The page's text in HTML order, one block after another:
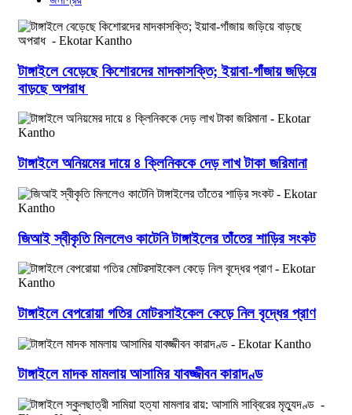
টাঙ্গাইলে বেড়েছে কিশোরদের মাদকাসক্তি; ইয়াবা-গাঁজায় জড়িয়ে
বাড়ছে অপরাধ
টাঙ্গাইলে অনিয়মের দায়ে ৪ ক্লিনিককে দেড় লাখ টাকা জরিমানা
জিআই স্বীকৃতি মিললেও কাটেনি টাঙ্গাইলের তাঁতের শাড়ির সংকট
টাঙ্গাইলে বেপরোয়া গতির মোটরসাইকেল কেড়ে নিল বৃদ্ধের প্রাণ
টাঙ্গাইলে মাদক মামলায় আসামির যাবজ্জীবন কারাদণ্ড